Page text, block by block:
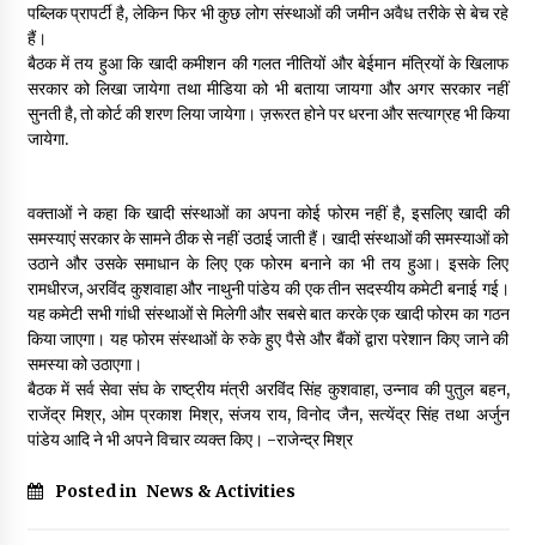
3 years ago
पब्लिक प्रापर्टी है, लेकिन फिर भी कुछ लोग संस्थाओं की जमीन अवैध तरीके से बेच रहे
हैं।
बैठक में तय हुआ कि खादी कमीशन की गलत नीतियों और बेईमान मंत्रियों के खिलाफ
सरकार को लिखा जायेगा तथा मीडिया को भी बताया जायगा और अगर सरकार नहीं
सुनती है, तो कोर्ट की शरण लिया जायेगा। ज़रूरत होने पर धरना और सत्याग्रह भी किया
जायेगा.
वक्ताओं ने कहा कि खादी संस्थाओं का अपना कोई फोरम नहीं है, इसलिए खादी की
समस्याएं सरकार के सामने ठीक से नहीं उठाई जाती हैं। खादी संस्थाओं की समस्याओं को
उठाने और उसके समाधान के लिए एक फोरम बनाने का भी तय हुआ। इसके लिए
रामधीरज, अरविंद कुशवाहा और नाथुनी पांडेय की एक तीन सदस्यीय कमेटी बनाई गई।
यह कमेटी सभी गांधी संस्थाओं से मिलेगी और सबसे बात करके एक खादी फोरम का गठन
किया जाएगा। यह फोरम संस्थाओं के रुके हुए पैसे और बैंकों द्वारा परेशान किए जाने की
समस्या को उठाएगा।
बैठक में सर्व सेवा संघ के राष्ट्रीय मंत्री अरविंद सिंह कुशवाहा, उन्नाव की पुतुल बहन,
राजेंद्र मिश्र, ओम प्रकाश मिश्र, संजय राय, विनोद जैन, सत्येंद्र सिंह तथा अर्जुन
पांडेय आदि ने भी अपने विचार व्यक्त किए। -राजेन्द्र मिश्र
Posted in News & Activities